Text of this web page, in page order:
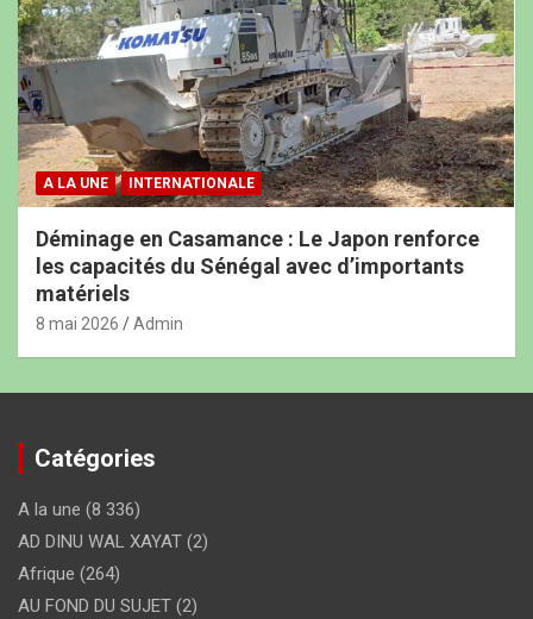
A LA UNE INTERNATIONALE
Déminage en Casamance : Le Japon renforce
les capacités du Sénégal avec d’importants
matériels
8 mai 2026 Admin
Catégories
A la une (8 336)
AD DINU WAL XAYAT (2)
Afrique (264)
AU FOND DU SUJET (2)